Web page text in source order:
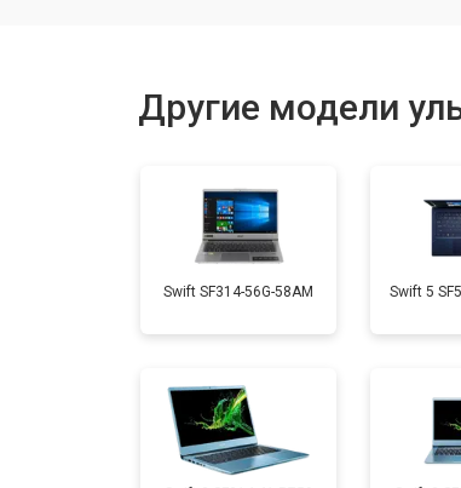
Установка видеокарты
Замена микрофона
Другие модели
Swift SF314-56G-58AM Swift 5